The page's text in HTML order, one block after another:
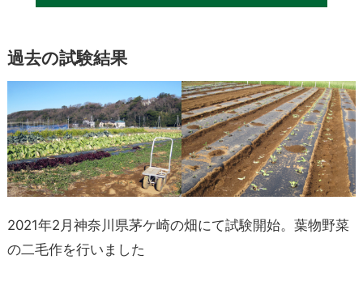
過去の試験結果
2021年2月神奈川県茅ケ崎の畑にて試験開始。葉物野菜
の二毛作を行いました